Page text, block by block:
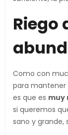
Riego
Como con
para mantener
es que es muy
si queremos
sano y grande,